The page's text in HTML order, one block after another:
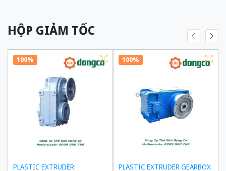
HỘP GIẢM TỐC
100%
PLASTIC EXTRUDER
100%
PLASTIC EXTRUDER GEARBOX